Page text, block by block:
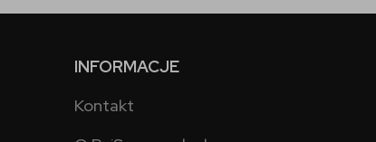
INFORMACJE
Kontakt